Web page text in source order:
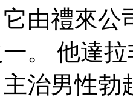
由禮來
。 他達
治男性